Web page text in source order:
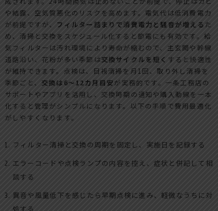
や結露、空気質悪化のリスクを高めます。電気代は低消費電力
が前提ですが、 フィルター詰まりで消費電力と騒音が増える た
め、清掃と交換をスケジュール化すると節電にも有効です。給
気フィルターは汚れ環境により寿命が縮むので、主玄関や幹線
道路沿い、花粉が多い季節は交換サイクルを短く すると快適性
が維持できます。点検は、目視清掃を月1回、取り外し清掃を
季節ごと、 交換は6〜12カ月目安が実務的です。一条工務店の
サポートやアプリを活用し、交換時期の通知や購入動線を一本
化すると管理がシンプルになります。以下の手順で費用最適化
がしやすくなります。
フィルター清掃と交換の周期を固定し、実施日を記録する
エラーコードや点検ランプの内容を控え、症状と併記して相
談する
異音や風量低下を感じたら早期点検に進み、軽微なうちに対
処する